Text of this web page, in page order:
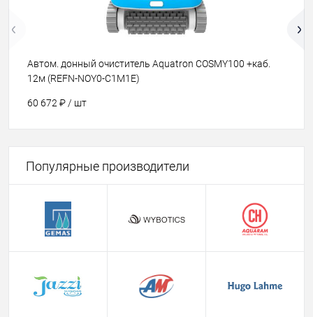
Автом. донный очиститель Aquatron COSMY100 +каб.
12м (REFN-NOY0-C1M1E)
60 672 ₽ / шт
Популярные производители